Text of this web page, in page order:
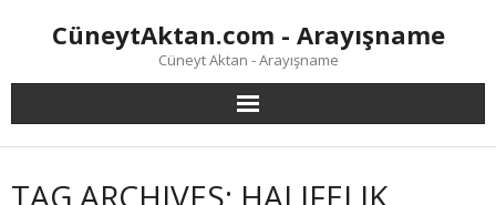
CüneytAktan.com - Arayışname
Cüneyt Aktan - Arayışname
TAG ARCHIVES: HALIFELIK